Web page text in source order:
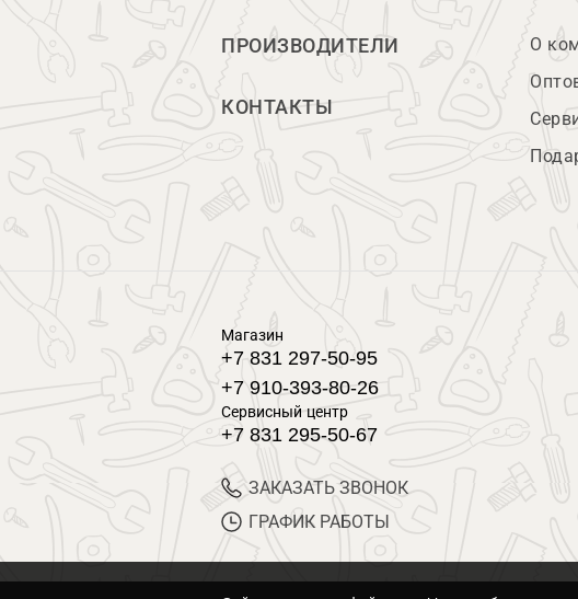
ПРОИЗВОДИТЕЛИ
КОНТАКТЫ
О
Магазин
+7 831 297-50-95
+7 910-393-80-26
Сервисный центр
+7 831 295-50-67
ЗАКАЗАТЬ ЗВОНОК
ГРАФИК РАБОТЫ